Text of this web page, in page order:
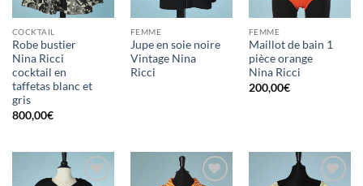
COCKTAIL
Robe bustier
Nina Ricci
cocktail en
taffetas blanc et
gris
800,00€
FEMME
Jupe en soie noire
Vintage Nina
Ricci
FEMME
Maillot de bain 1
pièce orange
Nina Ricci
200,00€